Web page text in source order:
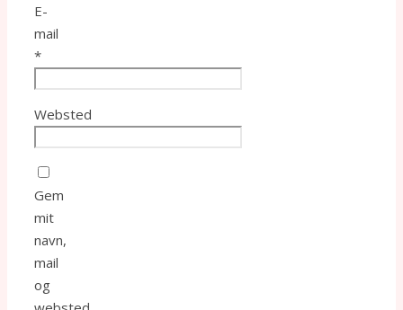
E-
mail
*
Websted
Gem
mit
navn,
mail
og